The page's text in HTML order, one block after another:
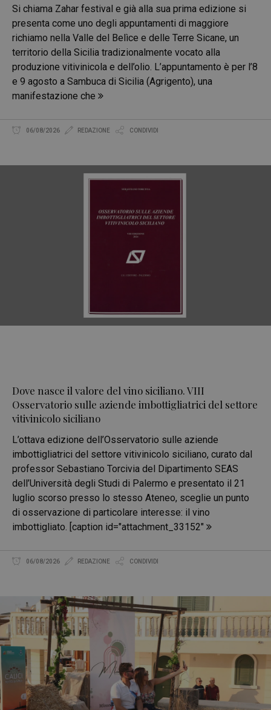
Si chiama Zahar festival e già alla sua prima edizione si
presenta come uno degli appuntamenti di maggiore
richiamo nella Valle del Belìce e delle Terre Sicane, un
territorio della Sicilia tradizionalmente vocato alla
produzione vitivinicola e dell’olio. L’appuntamento è per l’8
e 9 agosto a Sambuca di Sicilia (Agrigento), una
manifestazione che
06/08/2026 REDAZIONE CONDIVIDI
Dove nasce il valore del vino siciliano. VIII
Osservatorio sulle aziende imbottigliatrici del settore
vitivinicolo siciliano
L’ottava edizione dell’Osservatorio sulle aziende
imbottigliatrici del settore vitivinicolo siciliano, curato dal
professor Sebastiano Torcivia del Dipartimento SEAS
dell’Università degli Studi di Palermo e presentato il 21
luglio scorso presso lo stesso Ateneo, sceglie un punto
di osservazione di particolare interesse: il vino
imbottigliato. [caption id="attachment_33152"
06/08/2026 REDAZIONE CONDIVIDI